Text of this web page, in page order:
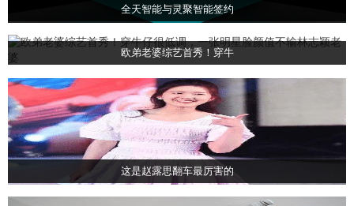
全天智能与灵聚智能签约
欧弟老婆综艺首秀！穿牛
这是赵露思翻车最厉害的